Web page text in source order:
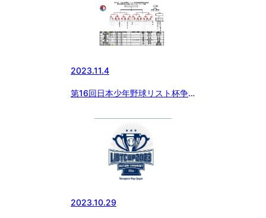
2023.11.4
第16回日本少年野球リスト杯争
2023.10.29